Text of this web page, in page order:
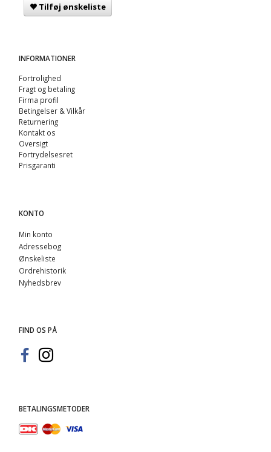
Tilføj ønskeliste
INFORMATIONER
Fortrolighed
Fragt og betaling
Firma profil
Betingelser & Vilkår
Returnering
Kontakt os
Oversigt
Fortrydelsesret
Prisgaranti
KONTO
Min konto
Adressebog
Ønskeliste
Ordrehistorik
Nyhedsbrev
FIND OS PÅ
BETALINGSMETODER